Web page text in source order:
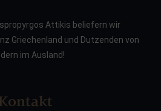
Attikis beliefern wir
Griechenland und Dutzenden von
im Ausland!